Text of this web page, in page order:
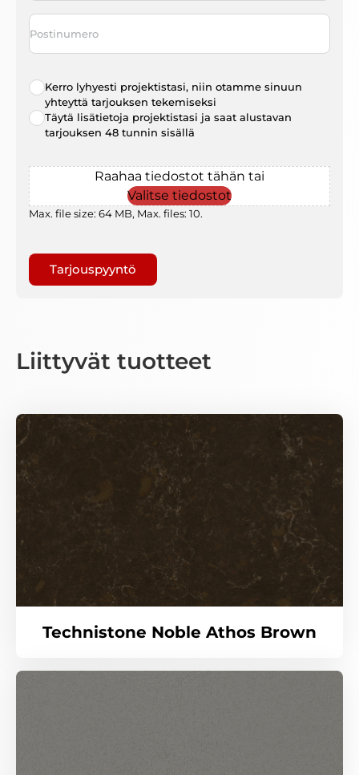
Postinumero
Radio
choice*
Kerro lyhyesti projektistasi, niin otamme sinuun
yhteyttä tarjouksen tekemiseksi
Täytä lisätietoja projektistasi ja saat alustavan
tarjouksen 48 tunnin sisällä
File
Raahaa tiedostot tähän tai
Valitse tiedostot
Max. file size: 64 MB, Max. files: 10.
Liittyvät tuotteet
Technistone Noble Athos Brown